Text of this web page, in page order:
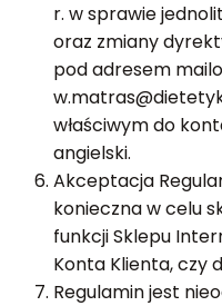
r. w sprawie
oraz zmiany
pod adresem
właściwym do
angielski.
Akceptacja
konieczna w celu
funkcji Sklepu
Konta Klienta, czy
Regulamin jest